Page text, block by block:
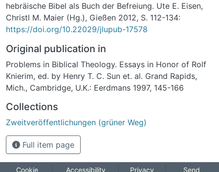
hebräische Bibel als Buch der Befreiung. Ute E. Eisen,
Christl M. Maier (Hg.), Gießen 2012, S. 112-134:
https://doi.org/10.22029/jlupub-17578
Original publication in
Problems in Biblical Theology. Essays in Honor of Rolf
Knierim, ed. by Henry T. C. Sun et. al. Grand Rapids,
Mich., Cambridge, U.K.: Eerdmans 1997, 145-166
Collections
Zweitveröffentlichungen (grüner Weg)
Full item page
Cookie Accessibility Privacy Send